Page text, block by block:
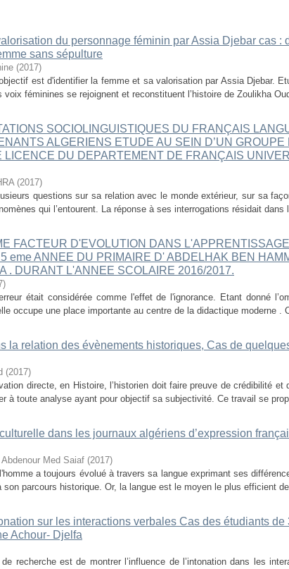
du personnage féminin par Assia Djebar cas :
sans sépulture
(2017)
est d'identifier la femme et sa valorisation par Assia Djebar.
voix féminines se rejoignent et reconstituent l’histoire de Zoulikha
SOCIOLINGUISTIQUES DU FRANÇAIS
ALGERIENS ETUDE AU SEIN D’UN GROUPE
LICENCE DU DEPARTEMENT DE FRANÇAIS
(2017)
questions sur sa relation avec le monde extérieur, sur sa
qui l’entourent. La réponse à ses interrogations résidait dans
FACTEUR D'EVOLUTION DANS
eme ANNEE DU PRIMAIRE D' ABDELHAK BEN
. DURANT L'ANNEE SCOLAIRE 2016/2017.
)
était considérée comme l'effet de l'ignorance. Etant donné
occupe une place importante au centre de la didactique moderne .
la relation des évènements historiques, Cas de
(2017)
directe, en Histoire, l’historien doit faire preuve de crédibilité et
à toute analyse ayant pour objectif sa subjectivité. Ce travail se
dans les journaux algériens d’expression
Med Saiaf (2017)
a toujours évolué à travers sa langue exprimant ses
son parcours historique. Or, la langue est le moyen le plus efficient
sur les interactions verbales Cas des étudiants
Achour- Djelfa
recherche est de montrer l’influence de l’intonation dans les